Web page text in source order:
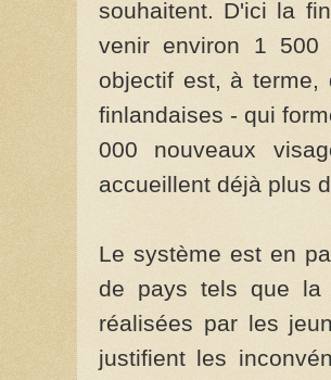
souhaitent. D'ici la
venir environ 1 500
objectif est, à terme,
finlandaises - qui
000 nouveaux
accueillent déjà plus
Le système est en
de pays tels que la
réalisées par les
justifient les